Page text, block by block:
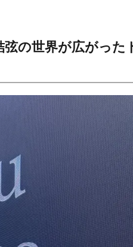
の世界が広がった